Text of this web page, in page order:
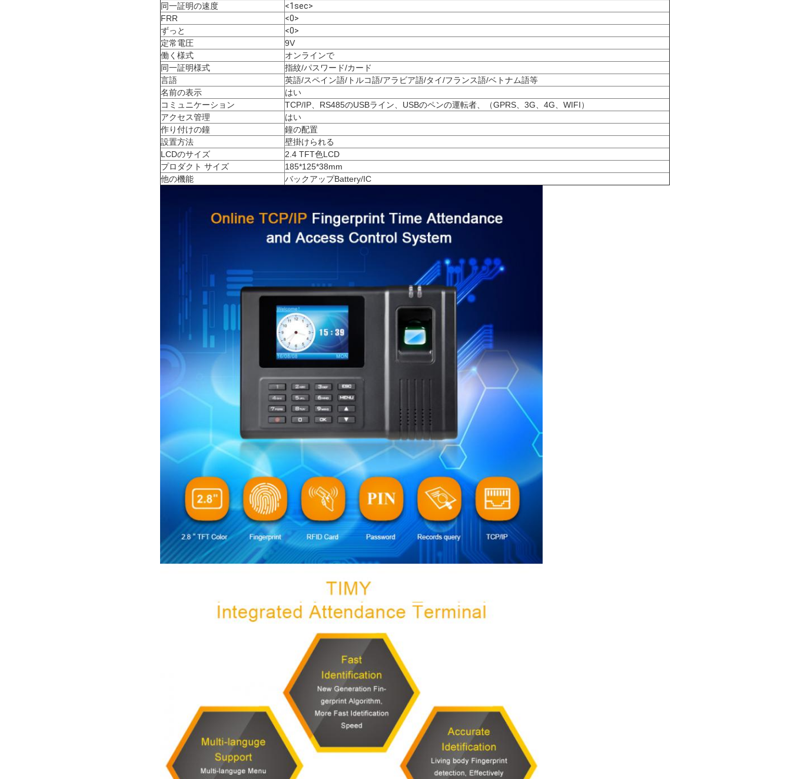
同一証明の速度
<1sec>
FRR
<0>
ずっと
<0>
定常電圧
9V
働く様式
オンラインで
同一証明様式
指紋/パスワード/カード
言語
英語/スペイン語/トルコ語/アラビア語/タイ/フランス語/ベトナム語等
名前の表示
はい
コミュニケーション
TCP/IP、RS485のUSBライン、USBのペンの運転者、（GPRS、3G、4G、WIFI）
アクセス管理
はい
作り付けの鐘
鐘の配置
設置方法
壁掛けられる
LCDのサイズ
2.4 TFT色LCD
プロダクト サイズ
185*125*38mm
他の機能
バックアップBattery/IC